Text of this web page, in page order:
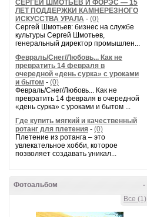
СЕРГЕЙ ШМОТЬЕВ И ФОРЭС — 15
ЛЕТ ПОДДЕРЖКИ КАМНЕРЕЗНОГО
ИСКУССТВА УРАЛА - (0)
Сергей Шмотьев: бизнес на службе
культуры Сергей Шмотьев,
генеральный директор промышлен...
Февраль/Снег/Любовь... Как не
превратить 14 февраля в
очередной «день сурка» с уроками
и бытом - (0)
Февраль/Снег/Любовь... Как не
превратить 14 февраля в очередной
«день сурка» с уроками и бытом ...
Где купить мягкий и качественный
ротанг для плетения - (0)
Плетение из ротанга – это
увлекательное хобби, которое
позволяет создавать уникал...
-
Фотоальбом
Все (1)